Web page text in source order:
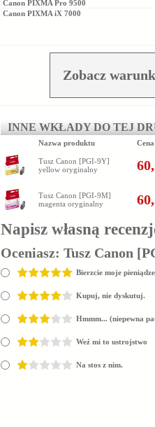
Canon PIXMA Pro 9500
Canon PIXMA iX 7000
Zobacz
INNE WKŁADY DO TEJ
Nazwa produktu Cena
Tusz Canon [PGI-9Y]
yellow oryginalny
Tusz Canon [PGI-9M]
magenta oryginalny
Napisz własną
Oceniasz: Tusz Canon
Bierzcie moje
Kupuj, nie dyskutuj.
Hmmm... (niepewna
Weź mi to ustrojstwo
Na stos z nim.